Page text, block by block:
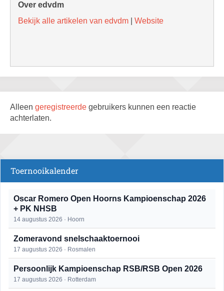
Over edvdm
Bekijk alle artikelen van edvdm
Website
Alleen geregistreerde gebruikers kunnen een reactie
achterlaten.
Toernooikalender
Oscar Romero Open Hoorns Kampioenschap 2026
+ PK NHSB
14 augustus 2026 · Hoorn
Zomeravond snelschaaktoernooi
17 augustus 2026 · Rosmalen
Persoonlijk Kampioenschap RSB/RSB Open 2026
17 augustus 2026 · Rotterdam